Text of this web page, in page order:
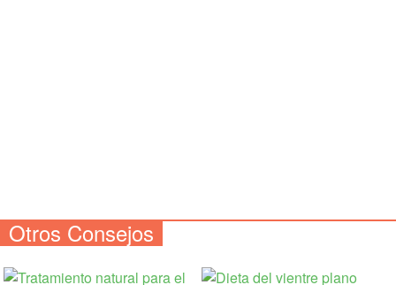
Otros Consejos